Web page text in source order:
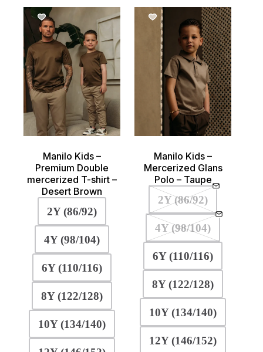
optie
kan
worden
de
productpagina
optie
kan
gekozen
worden
op
de
Manilo Kids –
Premium Double
mercerized T-shirt –
Desert Brown
2Y (86/92)
4Y (98/104)
6Y (110/116)
8Y (122/128)
10Y (134/140)
Manilo Kids –
Mercerized Glans
Polo – Taupe
2Y (86/92)
4Y (98/104)
6Y (110/116)
8Y (122/128)
10Y (134/140)
12Y (146/152)